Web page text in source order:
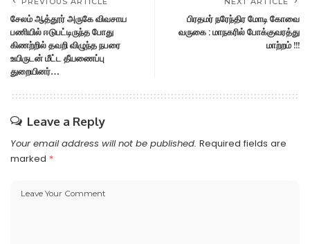
சேலம் ஆத்தூர் அருகே விவசாய
பணியில் ஈடுபட்டிருந்த போது
கிணற்றில் தவறி விழுந்த நபரை
உயிருடன் மீட்ட தீயணைப்பு
துறையினர்…
பிரதமர் நரேந்திர மோடி கோவை
வருகை : மாநகரில் போக்குவரத்து
மாற்றம் !!!
Leave a Reply
Your email address will not be published. Required fields are
marked *